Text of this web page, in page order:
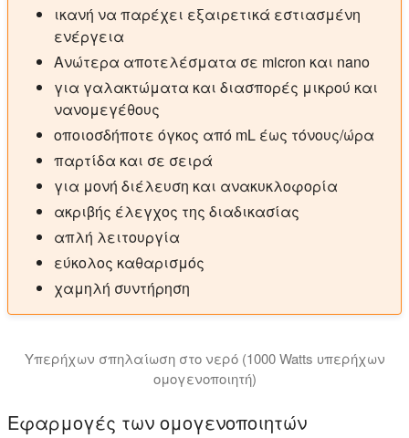
ικανή να παρέχει εξαιρετικά εστιασμένη
ενέργεια
Ανώτερα αποτελέσματα σε micron και nano
για γαλακτώματα και διασπορές μικρού και
νανομεγέθους
οποιοσδήποτε όγκος από mL έως τόνους/ώρα
παρτίδα και σε σειρά
για μονή διέλευση και ανακυκλοφορία
ακριβής έλεγχος της διαδικασίας
απλή λειτουργία
εύκολος καθαρισμός
χαμηλή συντήρηση
Υπερήχων σπηλαίωση στο νερό (1000 Watts υπερήχων
ομογενοποιητή)
Εφαρμογές των ομογενοποιητών